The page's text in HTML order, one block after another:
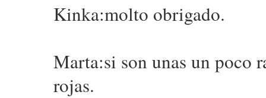
Kinka:molto obrigado.
Marta:si son unas un poco
rojas.